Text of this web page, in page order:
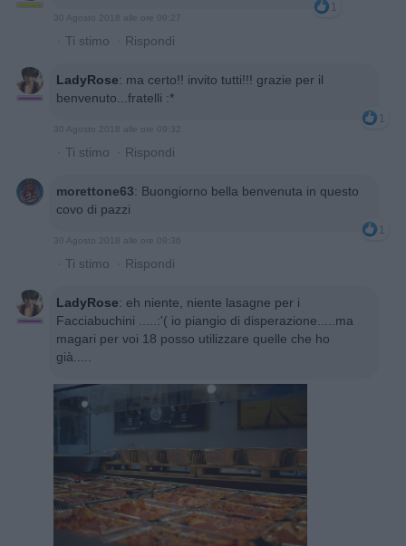
1
30 Agosto 2018 alle ore 09:27
· Ti stimo · Rispondi
LadyRose: ma certo!! invito tutti!!! grazie per il
benvenuto...fratelli :*
1
30 Agosto 2018 alle ore 09:32
· Ti stimo · Rispondi
morettone63: Buongiorno bella benvenuta in questo
covo di pazzi
1
30 Agosto 2018 alle ore 09:36
· Ti stimo · Rispondi
LadyRose: eh niente, niente lasagne per i
Facciabuchini .....:'( io piangio di disperazione.....ma
magari per voi 18 posso utilizzare quelle che ho
già.....